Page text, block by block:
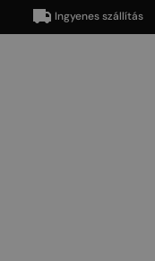
Ingyenes szállítás